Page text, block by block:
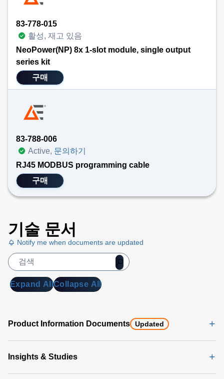
83-778-015
활성, 재고 있음
NeoPower(NP) 8x 1-slot module, single output
series kit
구매
83-788-006
Active, 문의하기
RJ45 MODBUS programming cable
구매
기술 문서
Notify me when documents are updated
Expand AllCollapse All
Product Information Documents Updated
Insights & Studies